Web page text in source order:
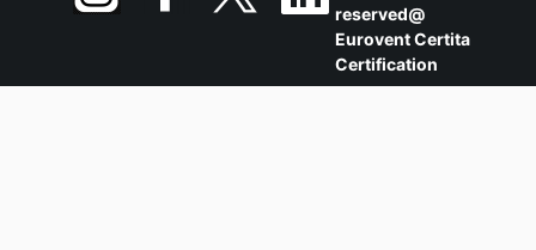
reserved@
Eurovent Certita
Certification